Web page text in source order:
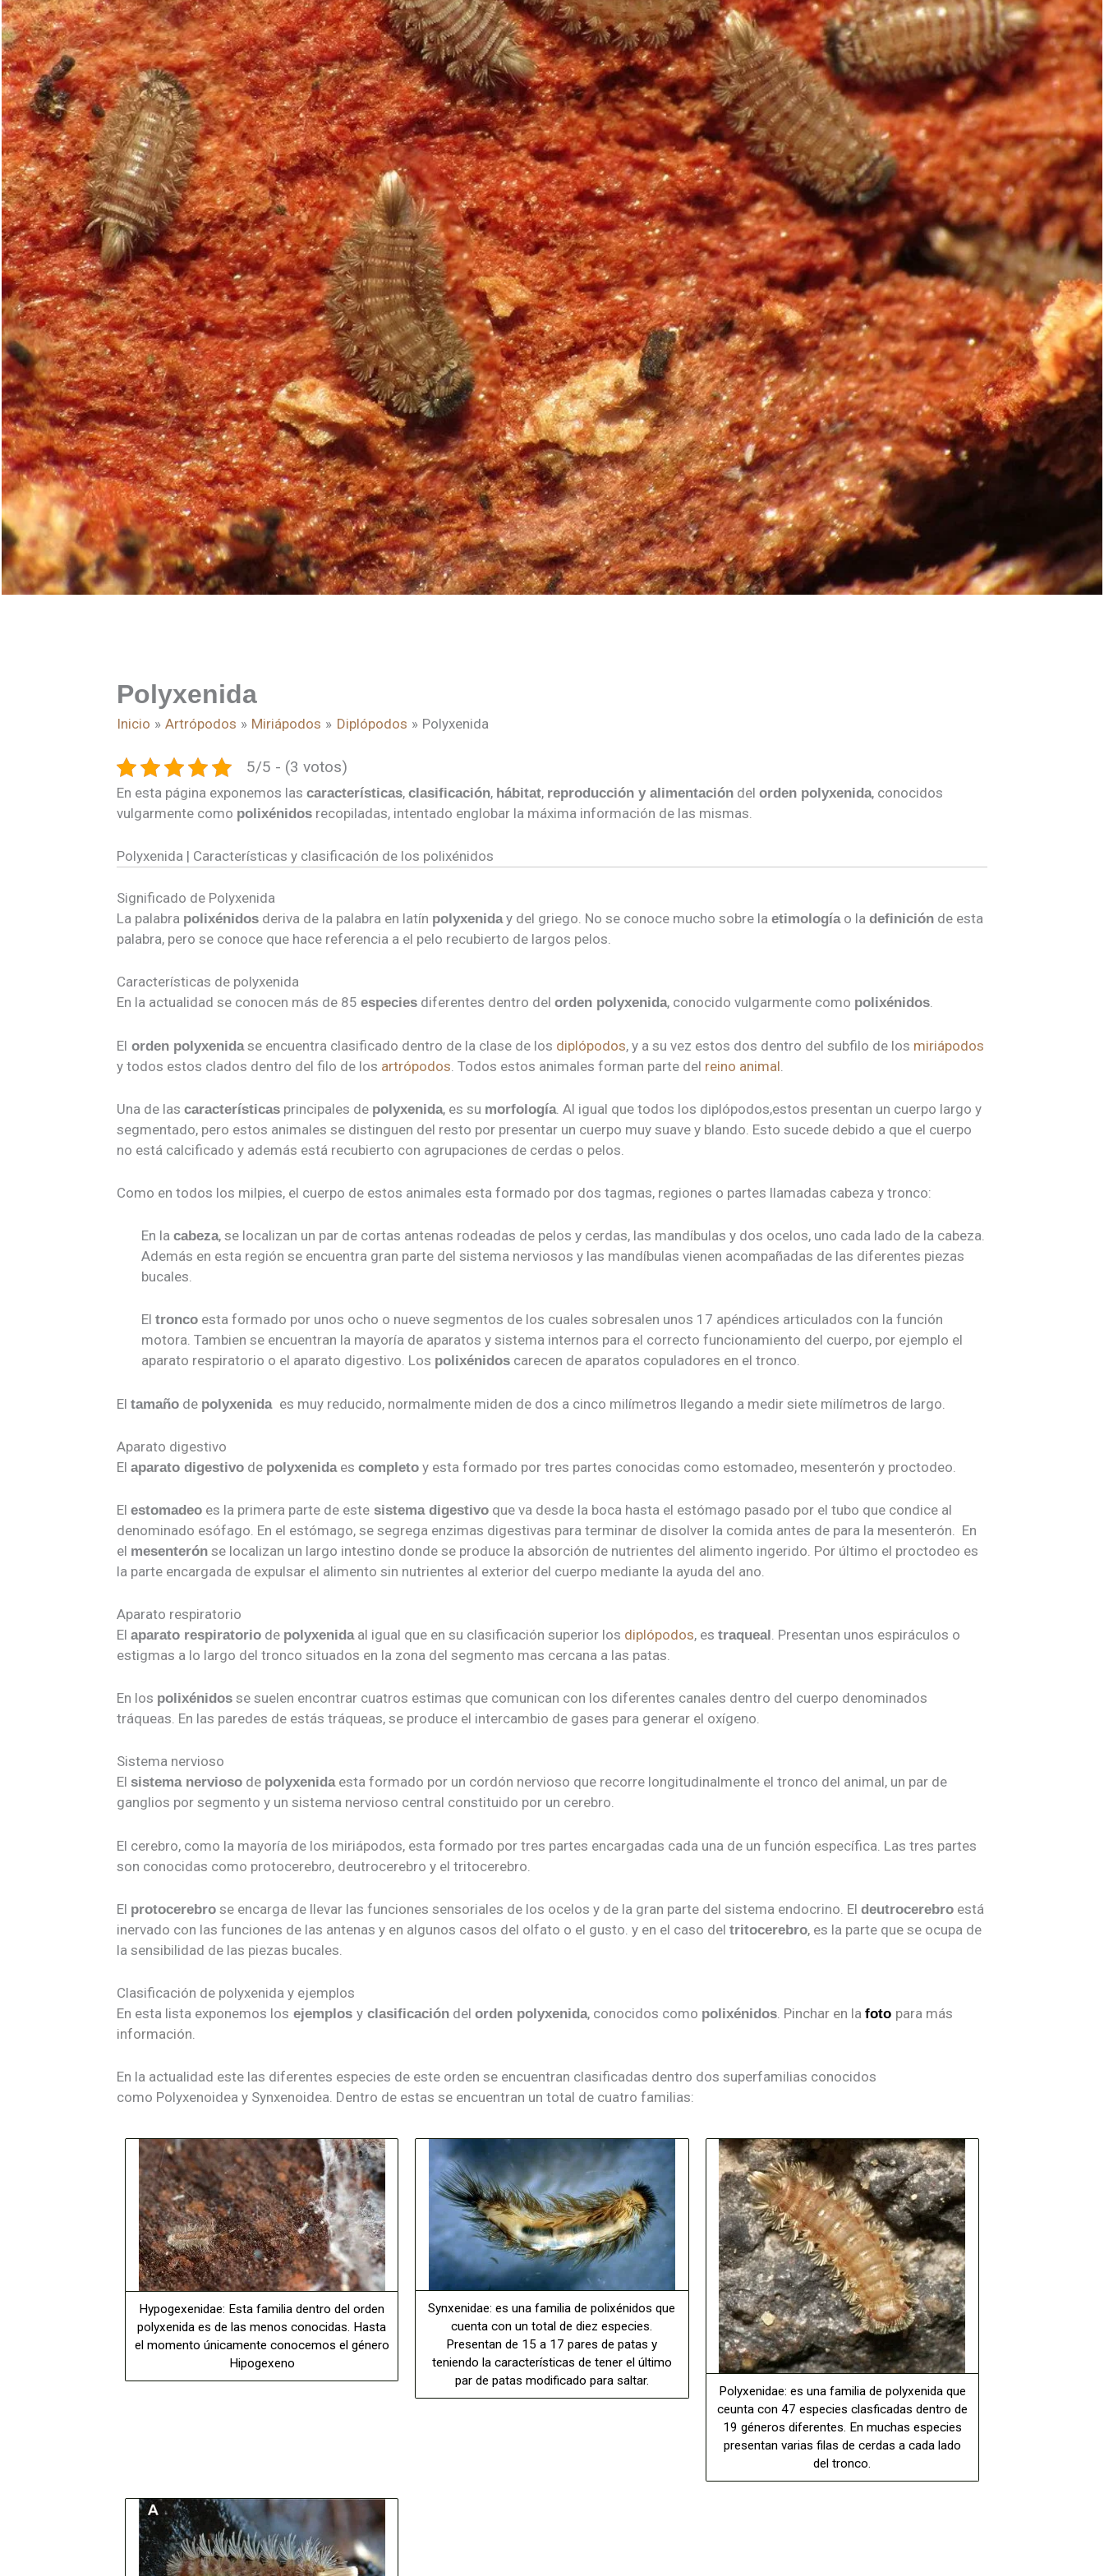
Polyxenida
Inicio Artrópodos Miriápodos Diplópodos Polyxenida
5/5 - (3 votos)
En esta página exponemos las características, clasificación, hábitat, reproducción y alimentación del orden polyxenida, conocidos
vulgarmente como polixénidos recopiladas, intentado englobar la máxima información de las mismas.
Polyxenida | Características y clasificación de los polixénidos
Significado de Polyxenida
La palabra polixénidos deriva de la palabra en latín polyxeniday del griego. No se conoce mucho sobre la etimologíao la definición de esta
palabra, pero se conoce que hace referencia a el pelo recubierto de largos pelos.
Características de polyxenida
En la actualidad se conocen más de 85 especies diferentes dentro del orden polyxenida, conocido vulgarmente como polixénidos.
El orden polyxenidase encuentra clasificado dentro de la clase de los diplópodos, y a su vez estos dos dentro del subfilo de los miriápodos
y todos estos clados dentro del filo de los artrópodos . Todos estos animales forman parte del reino animal
Una de las características principales de polyxenida, es su morfología. Al igual que todos los diplópodos,estos presentan un cuerpo largo y
segmentado, pero estos animales se distinguen del resto por presentar un cuerpo muy suave y blando. Esto sucede debido a que el cuerpo
no está calcificado y además está recubierto con agrupaciones de cerdas o pelos.
Como en todos los milpies, el cuerpo de estos animales esta formado por dos tagmas, regiones o partes llamadas cabeza y tronco:
En la cabeza, se localizan un par de cortas antenas rodeadas de pelos y cerdas, las mandíbulas y dos ocelos, uno cada lado de la cabeza.
Además en esta región se encuentra gran parte del sistema nerviosos y las mandíbulas vienen acompañadas de las diferentes piezas
bucales.
El tronco esta formado por unos ocho o nueve segmentos de los cuales sobresalen unos 17 apéndices articulados con la función
motora. Tambien se encuentran la mayoría de aparatos y sistema internos para el correcto funcionamiento del cuerpo, por ejemplo el
aparato respiratorio o el aparato digestivo. Los polixénidos carecen de aparatos copuladores en el tronco.
El tamaño de polyxenida es muy reducido, normalmente miden de dos a cinco milímetros llegando a medir siete milímetros de largo.
Aparato digestivo
El aparato digestivo de polyxenidaes completo y esta formado por tres partes conocidas como estomadeo, mesenterón y proctodeo.
El estomadeo es la primera parte de este sistema digestivo que va desde la boca hasta el estómago pasado por el tubo que condice al
denominado esófago. En el estómago, se segrega enzimas digestivas para terminar de disolver la comida antes de para la mesenterón. En
el mesenterón se localizan un largo intestino donde se produce la absorción de nutrientes del alimento ingerido. Por último el proctodeo es
la parte encargada de expulsar el alimento sin nutrientes al exterior del cuerpo mediante la ayuda del ano.
Aparato respiratorio
El aparato respiratorio de polyxenidaal igual que en su clasificación superior los diplópodos, es traqueal. Presentan unos espiráculos o
estigmas a lo largo del tronco situados en la zona del segmento mas cercana a las patas.
En los polixénidos se suelen encontrar cuatros estimas que comunican con los diferentes canales dentro del cuerpo denominados
tráqueas. En las paredes de estás tráqueas, se produce el intercambio de gases para generar el oxígeno.
Sistema nervioso
El sistema nervioso de polyxenidaesta formado por un cordón nervioso que recorre longitudinalmente el tronco del animal, un par de
ganglios por segmento y un sistema nervioso central constituido por un cerebro.
El cerebro, como la mayoría de los miriápodos, esta formado por tres partes encargadas cada una de un función específica. Las tres partes
son conocidas como protocerebro, deutrocerebro y el tritocerebro.
El protocerebro se encarga de llevar las funciones sensoriales de los ocelos y de la gran parte del sistema endocrino. El deutrocerebro está
inervado con las funciones de las antenas y en algunos casos del olfato o el gusto. y en el caso del tritocerebro, es la parte que se ocupa de
la sensibilidad de las piezas bucales.
Clasificación de polyxenida y ejemplos
En esta lista exponemos los ejemplos y clasificación del orden polyxenida, conocidos como polixénidos. Pinchar en la foto para más
información.
En la actualidad este las diferentes especies de este orden se encuentran clasificadas dentro dos superfamilias conocidos
como Polyxenoidea y Synxenoidea. Dentro de estas se encuentran un total de cuatro familias:
Hypogexenidae: Esta familia dentro del orden
polyxenida es de las menos conocidas. Hasta
el momento únicamente conocemos el género
Hipogexeno
Synxenidae: es una familia de polixénidos que
cuenta con un total de diez especies.
Presentan de 15 a 17 pares de patas y
teniendo la características de tener el último
par de patas modificado para saltar.
Polyxenidae: es una familia de polyxenida que
ceunta con 47 especies clasficadas dentro de
19 géneros diferentes. En muchas especies
presentan varias filas de cerdas a cada lado
del tronco.